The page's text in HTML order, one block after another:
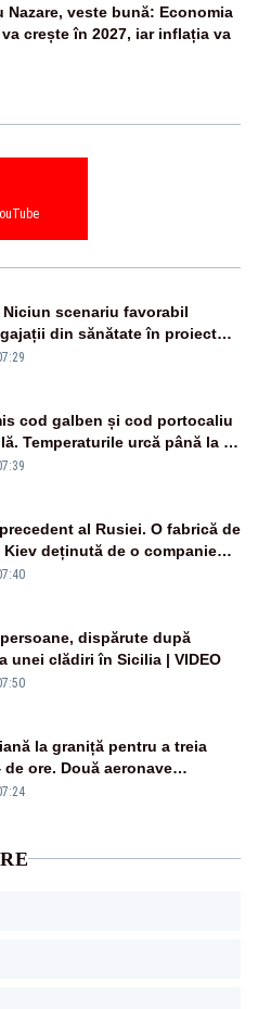
Nazare, veste bună: Economia
crește în 2027, iar inflația va
Niciun scenariu favorabil
din sănătate în proiectul
cod galben și cod portocaliu
Temperaturile urcă până la 38
nopțile devin tropicale
al Rusiei. O fabrică de
deținută de o companie
distrusă de o rachetă
dispărute după
unei clădiri în Sicilia | VIDEO
la graniță pentru a treia
de ore. Două aeronave
britanice au fost ridicate de la